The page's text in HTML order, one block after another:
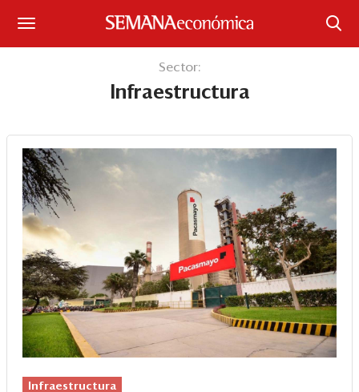
Iniciar sesión
Portada
¿Qué está pasando?
Sectores y Empresas
Management
Economía y Finanzas
Legal y Política
Eventos
Sector:
Infraestructura
Infraestructura